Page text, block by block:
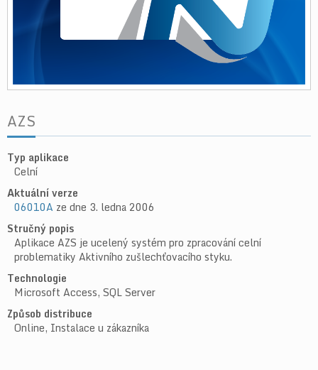
AZS
Typ aplikace
Celní
Aktuální verze
06010A ze dne 3. ledna 2006
Stručný popis
Aplikace AZS je ucelený systém pro zpracování celní
problematiky Aktivního zušlechťovacího styku.
Technologie
Microsoft Access, SQL Server
Způsob distribuce
Online, Instalace u zákazníka